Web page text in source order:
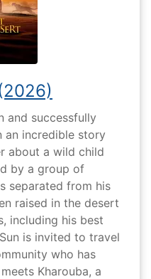
and successfully
an incredible story
about a wild child
by a group of
separated from his
raised in the desert
including his best
is invited to travel
who has
Kharouba, a